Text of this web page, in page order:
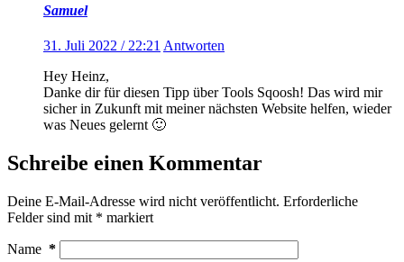
Samuel
31. Juli 2022 / 22:21 Antworten
Hey Heinz,
Danke dir für diesen Tipp über Tools Sqoosh! Das wird mir
sicher in Zukunft mit meiner nächsten Website helfen, wieder
was Neues gelernt 🙂
Schreibe einen Kommentar
Deine E-Mail-Adresse wird nicht veröffentlicht. Erforderliche
Felder sind mit * markiert
Name *